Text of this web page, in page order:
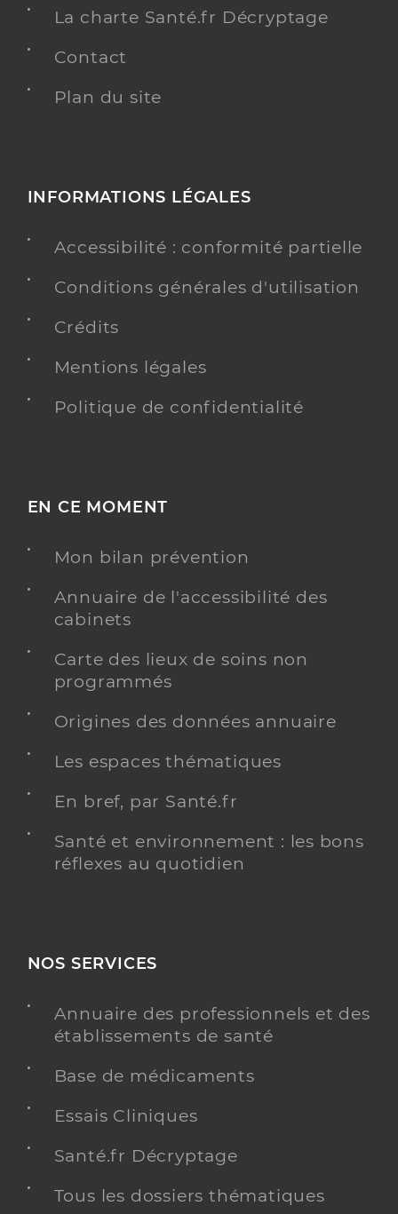
La charte Santé.fr Décryptage
Contact
Plan du site
INFORMATIONS LÉGALES
Accessibilité : conformité partielle
Conditions générales d'utilisation
Crédits
Mentions légales
Politique de confidentialité
EN CE MOMENT
Mon bilan prévention
Annuaire de l'accessibilité des
cabinets
Carte des lieux de soins non
programmés
Origines des données annuaire
Les espaces thématiques
En bref, par Santé.fr
Santé et environnement : les bons
réflexes au quotidien
NOS SERVICES
Annuaire des professionnels et des
établissements de santé
Base de médicaments
Essais Cliniques
Santé.fr Décryptage
Tous les dossiers thématiques